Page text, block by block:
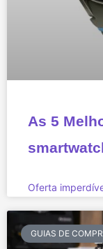
As 5
Oferta
GUIAS DE